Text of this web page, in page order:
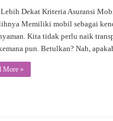
Dekat Kriteria Asuransi
Memiliki mobil sebagai
Kita tidak perlu naik
pun. Betulkan? Nah,
More »